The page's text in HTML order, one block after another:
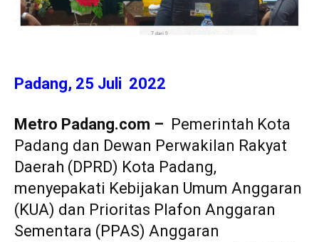
Padang, 25 Juli 2022
Metro Padang.com – Pemerintah Kota
Padang dan Dewan Perwakilan Rakyat
Daerah (DPRD) Kota Padang,
menyepakati Kebijakan Umum Anggaran
(KUA) dan Prioritas Plafon Anggaran
Sementara (PPAS) Anggaran